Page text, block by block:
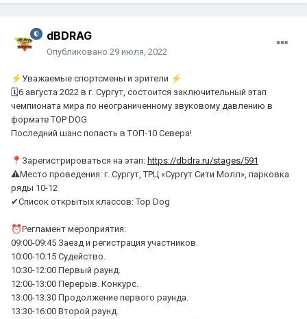
dBDRAG
Опубликовано 29 июля, 2022
⚡ Уважаемые спортсмены и зрители ⚡
🗓6 августа 2022 в г. Сургут, состоится заключительный этап
чемпионата мира по неограниченному звуковому давлению в
формате TOP DOG
Последний шанс попасть в ТОП-10 Севера!
📍 Зарегистрироваться на этап: https://dbdra.ru/stages/591
⚠Место проведения: г. Сургут, ТРЦ «Сургут Сити Молл», парковка
ряды 10-12
✔Список открытых классов: Top Dog
⏰Регламент мероприятия:
09:00-09:45 Заезд и регистрация участников.
10:00-10:15 Судейство.
10:30-12:00 Первый раунд.
12:00-13:00 Перерыв. Конкурс.
13:00-13:30 Продолжение первого раунда.
13:30-16:00 Второй раунд.